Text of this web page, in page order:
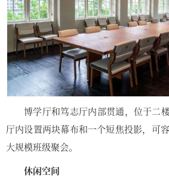
博学厅和笃志厅内部贯通，位于二
厅内设置两块幕布和一个短焦投影，可
大规模班级聚会。
休闲空间